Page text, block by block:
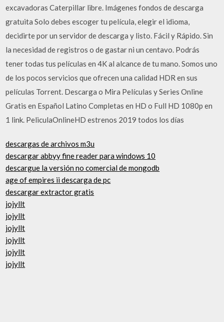
excavadoras Caterpillar libre. Imágenes fondos de descarga
gratuita Solo debes escoger tu película, elegir el idioma,
decidirte por un servidor de descarga y listo. Fácil y Rápido. Sin
la necesidad de registros o de gastar ni un centavo. Podrás
tener todas tus películas en 4K al alcance de tu mano. Somos uno
de los pocos servicios que ofrecen una calidad HDR en sus
películas Torrent. Descarga o Mira Películas y Series Online
Gratis en Español Latino Completas en HD o Full HD 1080p en
1 link. PeliculaOnlineHD estrenos 2019 todos los días
descargas de archivos m3u
descargar abbyy fine reader para windows 10
descargue la versión no comercial de mongodb
age of empires ii descarga de pc
descargar extractor gratis
jojyllt
jojyllt
jojyllt
jojyllt
jojyllt
jojyllt